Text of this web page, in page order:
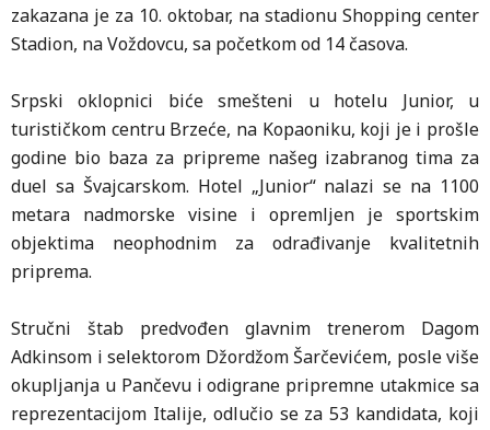
zakazana je za 10. oktobar, na stadionu Shopping center
Stadion, na Voždovcu, sa početkom od 14 časova.
Srpski oklopnici biće smešteni u hotelu Junior, u
turističkom centru Brzeće, na Kopaoniku, koji je i prošle
godine bio baza za pripreme našeg izabranog tima za
duel sa Švajcarskom. Hotel „Junior“ nalazi se na 1100
metara nadmorske visine i opremljen je sportskim
objektima neophodnim za odrađivanje kvalitetnih
priprema.
Stručni štab predvođen glavnim trenerom Dagom
Adkinsom i selektorom Džordžom Šarčevićem, posle više
okupljanja u Pančevu i odigrane pripremne utakmice sa
reprezentacijom Italije, odlučio se za 53 kandidata, koji